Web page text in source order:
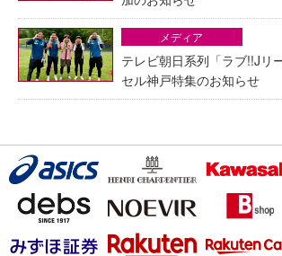
テレビ朝日系列「ラブ!!Jリ
セル神戸特集のお知らせ
メディア